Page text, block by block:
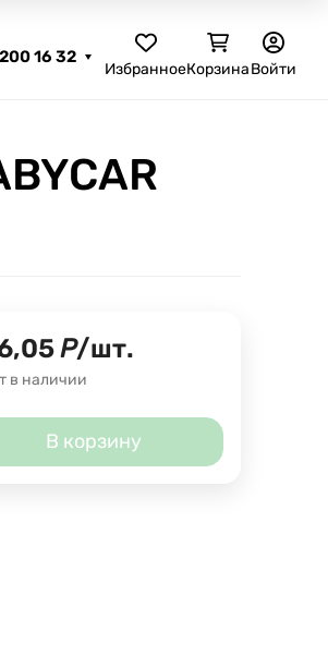
16 32
ИзбранноеКорзинаВойти
Р/шт.
в наличии
В корзину